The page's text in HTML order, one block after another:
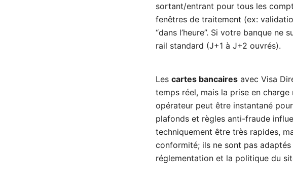
sortant/entrant pour tous les
fenêtres de traitement (ex:
“dans l’heure”. Si votre banque
rail standard (J+1 à J+2 ouvrés).
Les cartes bancaires avec Visa
temps réel, mais la prise en charge
opérateur peut être instantané
plafonds et règles anti-fraude
techniquement être très rapides,
conformité; ils ne sont pas
réglementation et la politique du